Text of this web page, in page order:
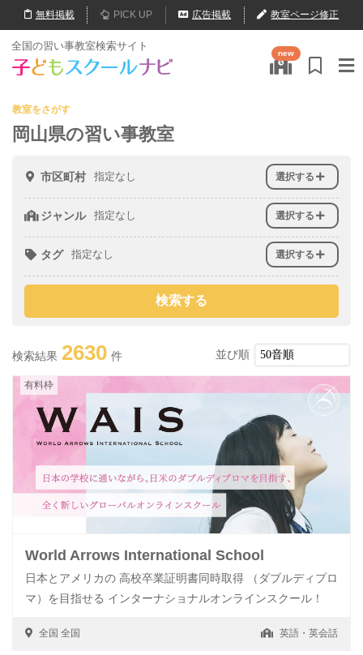
無料掲載 PICK UP 広告掲載 教室ページ修正
全国の習い事教室検索サイト
new
教室をさがす
岡山県の習い事教室
市区町村 指定なし 選択する
ジャンル 指定なし 選択する
タグ 指定なし 選択する
検索結果 2630 件 並び順
有料枠
World Arrows International School
日本とアメリカの 高校卒業証明書同時取得 （ダブルディプロ
マ）を目指せる インターナショナルオンラインスクール！
全国 全国 英語・英会話